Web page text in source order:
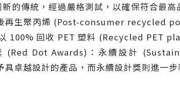
傳統，經過嚴格測試，以確保符合最高
再生聚丙烯 (Post-consumer recycled
回收 PET 塑料 (Recycled PET
(Red Dot Awards)：永續設計
卓越設計的產品，而永續設計獎則進一